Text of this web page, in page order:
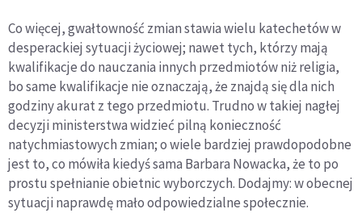
Co więcej, gwałtowność zmian stawia wielu katechetów w
desperackiej sytuacji życiowej; nawet tych, którzy mają
kwalifikacje do nauczania innych przedmiotów niż religia,
bo same kwalifikacje nie oznaczają, że znajdą się dla nich
godziny akurat z tego przedmiotu. Trudno w takiej nagłej
decyzji ministerstwa widzieć pilną konieczność
natychmiastowych zmian; o wiele bardziej prawdopodobne
jest to, co mówiła kiedyś sama Barbara Nowacka, że to po
prostu spełnianie obietnic wyborczych. Dodajmy: w obecnej
sytuacji naprawdę mało odpowiedzialne społecznie.